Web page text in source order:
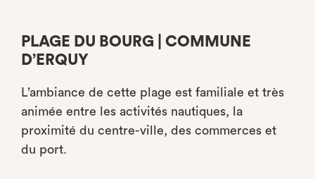
PLAGE DU BOURG | COMMUNE
D’ERQUY
L’ambiance de cette plage est familiale et très
animée entre les activités nautiques, la
proximité du centre-ville, des commerces et
du port.